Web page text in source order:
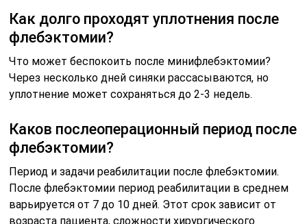
Как долго проходят уплотнения после
флебэктомии?
Что может беспокоить после минифлебэктомии?
Через несколько дней синяки рассасываются, но
уплотнение может сохраняться до 2-3 недель.
Каков послеоперационный период после
флебэктомии?
Период и задачи реабилитации после флебэктомии.
После флебэктомии период реабилитации в среднем
варьируется от 7 до 10 дней. Этот срок зависит от
возраста пациента, сложности хирургического